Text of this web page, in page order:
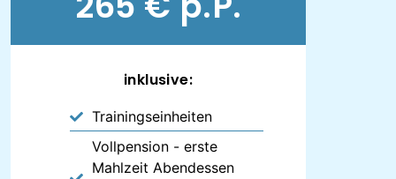
inklusive:
Trainingseinheiten
Vollpension - erste
Mahlzeit Abendessen